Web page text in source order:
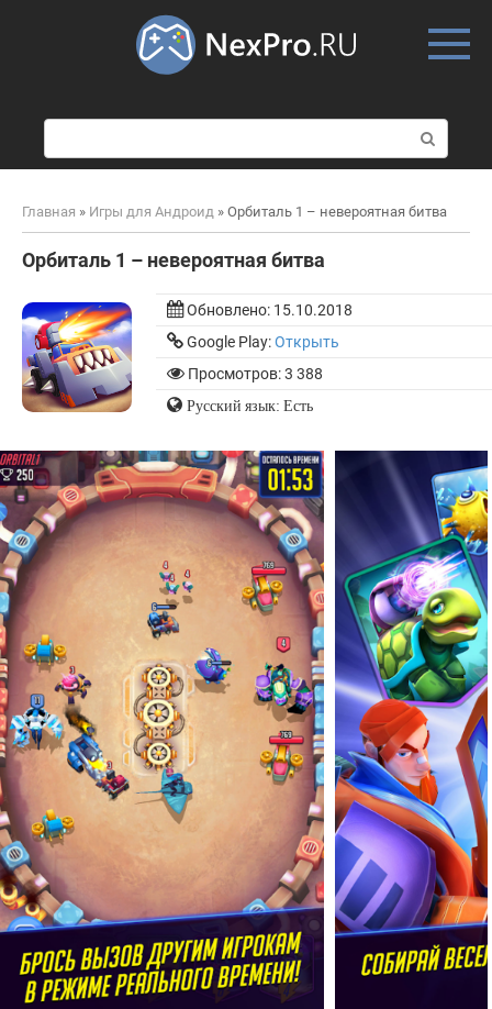
о
и
к
Главная » Игры для Андроид » Орбиталь 1 – невероятная битва
Орбиталь 1 – невероятная битва
Обновлено: 15.10.2018
Google Play:Открыть
Просмотров: 3 388
Русский язык: Есть